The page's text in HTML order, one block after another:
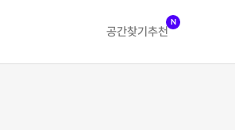
공간찾기 추천
N